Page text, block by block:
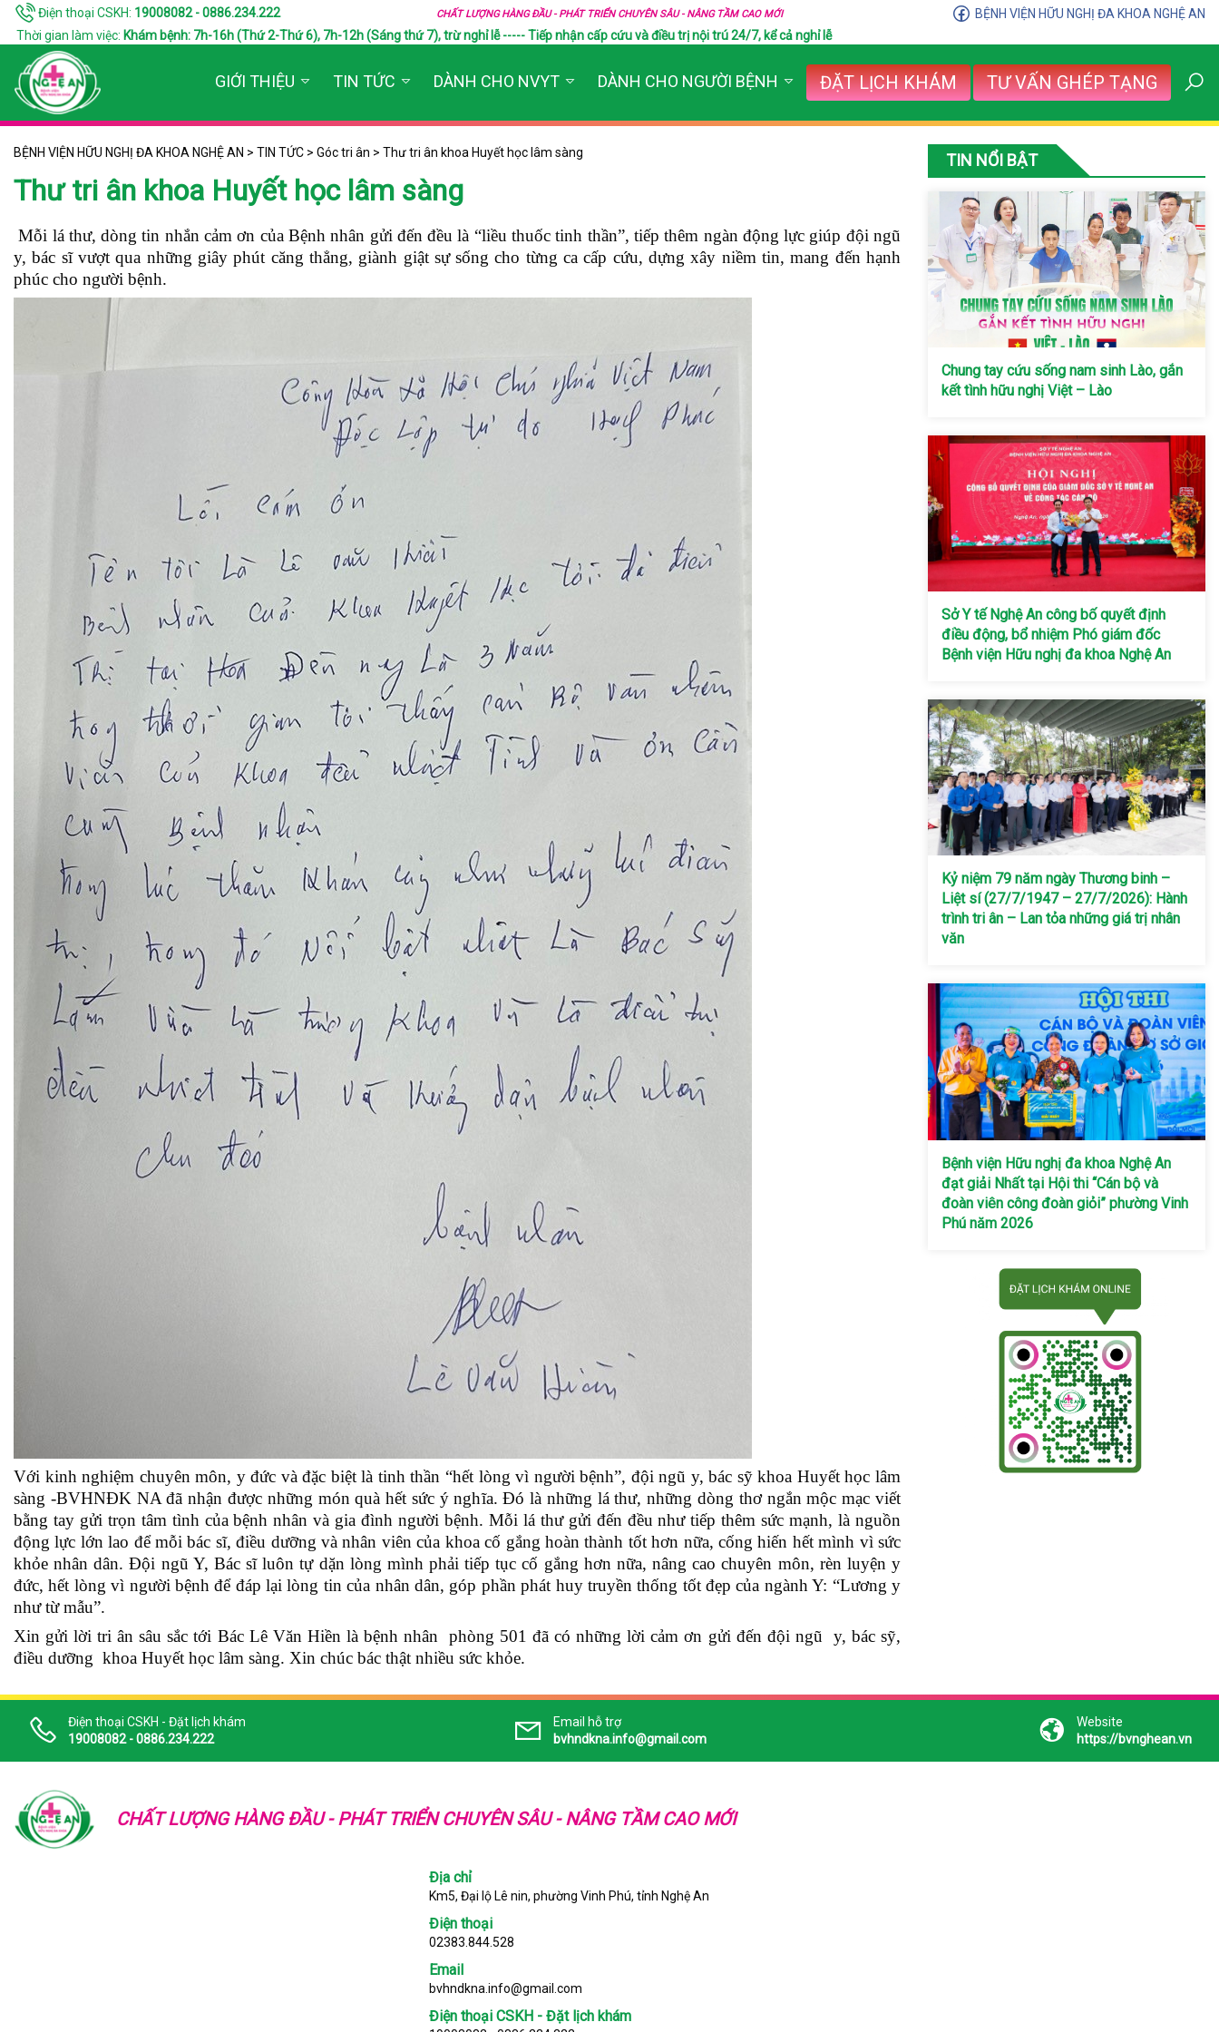
Điện thoại CSKH: 19008082 - 0886.234.222 CHẤT LƯỢNG HÀNG ĐẦU - PHÁT TRIỂN CHUYÊN SÂU - NÂNG TẦM CAO MỚI
BỆNH VIỆN HỮU NGHỊ ĐA KHOA NGHỆ AN
Thời gian làm việc: Khám bệnh: 7h-16h (Thứ 2-Thứ 6), 7h-12h (Sáng thứ 7), trừ nghỉ lễ ----- Tiếp nhận cấp cứu và điều trị nội trú 24/7, kể cả nghỉ lễ
GIỚI THIỆU TIN TỨC DÀNH CHO NVYT DÀNH CHO NGƯỜI BỆNH ĐẶT LỊCH KHÁM TƯ VẤN GHÉP TẠNG
BỆNH VIỆN HỮU NGHỊ ĐA KHOA NGHỆ AN > TIN TỨC > Góc tri ân > Thư tri ân khoa Huyết học lâm sàng
Thư tri ân khoa Huyết học lâm sàng
Mỗi lá thư, dòng tin nhắn cảm ơn của Bệnh nhân gửi đến đều là “liều thuốc tinh thần”, tiếp thêm ngàn động lực giúp đội ngũ
y, bác sĩ vượt qua những giây phút căng thẳng, giành giật sự sống cho từng ca cấp cứu, dựng xây niềm tin, mang đến hạnh
phúc cho người bệnh.
Với kinh nghiệm chuyên môn, y đức và đặc biệt là tinh thần “hết lòng vì người bệnh”, đội ngũ y, bác sỹ khoa Huyết học lâm
sàng -BVHNĐK NA đã nhận được những món quà hết sức ý nghĩa. Đó là những lá thư, những dòng thơ ngắn mộc mạc viết
bằng tay gửi trọn tâm tình của bệnh nhân và gia đình người bệnh. Mỗi lá thư gửi đến đều như tiếp thêm sức mạnh, là nguồn
động lực lớn lao để mỗi bác sĩ, điều dưỡng và nhân viên của khoa cố gắng hoàn thành tốt hơn nữa, cống hiến hết mình vì sức
khỏe nhân dân.Đội ngũ Y, Bác sĩ luôn tự dặn lòng mình phải tiếp tục cố gắng hơn nữa, nâng cao chuyên môn, rèn luyện y
đức, hết lòng vì người bệnh để đáp lại lòng tin của nhân dân, góp phần phát huy truyền thống tốt đẹp của ngành Y: “Lương y
như từ mẫu”.
Xin gửi lời tri ân sâu sắc tới Bác Lê Văn Hiền là bệnh nhân phòng 501 đã có những lời cảm ơn gửi đến đội ngũ y, bác sỹ,
điều dưỡng khoa Huyết học lâm sàng. Xin chúc bác thật nhiều sức khỏe.
TIN NỔI BẬT
Chung tay cứu sống nam sinh Lào, gắn
kết tình hữu nghị Việt – Lào
Sở Y tế Nghệ An công bố quyết định
điều động, bổ nhiệm Phó giám đốc
Bệnh viện Hữu nghị đa khoa Nghệ An
Kỷ niệm 79 năm ngày Thương binh –
Liệt sí (27/7/1947 – 27/7/2026): Hành
trình tri ân – Lan tỏa những giá trị nhân
văn
Bệnh viện Hữu nghị đa khoa Nghệ An
đạt giải Nhất tại Hội thi “Cán bộ và
đoàn viên công đoàn giỏi” phường Vinh
Phú năm 2026
Điện thoại CSKH - Đặt lịch khám
19008082 - 0886.234.222
Email hỗ trợ
bvhndkna.info@gmail.com
Website
https://bvnghean.vn
CHẤT LƯỢNG HÀNG ĐẦU - PHÁT TRIỂN CHUYÊN SÂU - NÂNG TẦM CAO MỚI
Địa chỉ
Km5, Đại lộ Lê nin, phường Vinh Phú, tỉnh Nghệ An
Điện thoại
02383.844.528
Email
bvhndkna.info@gmail.com
Điện thoại CSKH - Đặt lịch khám